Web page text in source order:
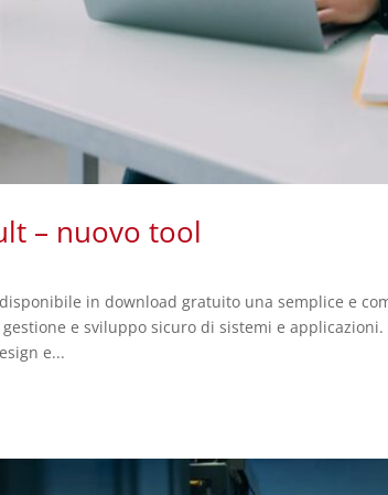
– nuovo tool
in download gratuito una semplice e
e sviluppo sicuro di sistemi e
e...